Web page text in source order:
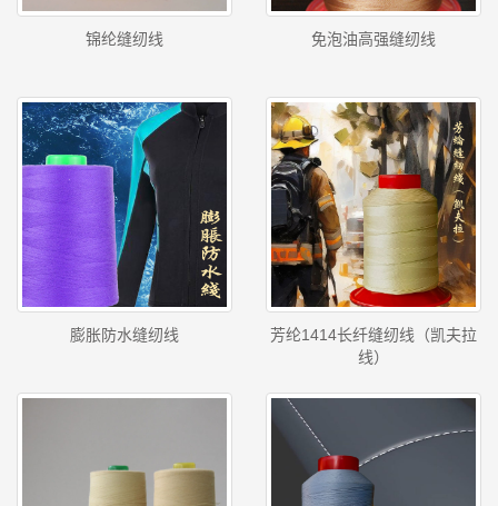
锦纶缝纫线 免泡油高强缝纫线
膨胀防水缝纫线
芳纶1414长纤缝纫线（凯夫拉
线）